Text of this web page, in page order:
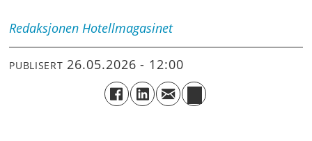
Redaksjonen Hotellmagasinet
PUBLISERT 26.05.2026 - 12:00
sykepengeforskuttering
og
avverget
streik